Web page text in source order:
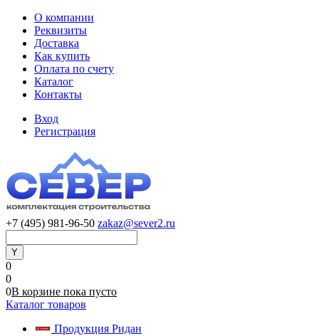
О компании
Реквизиты
Доставка
Как купить
Оплата по счету
Каталог
Контакты
Вход
Регистрация
+7 (495) 981-96-50 zakaz@sever2.ru
0
0
0В корзине пока пусто
Каталог товаров
Продукция Ридан